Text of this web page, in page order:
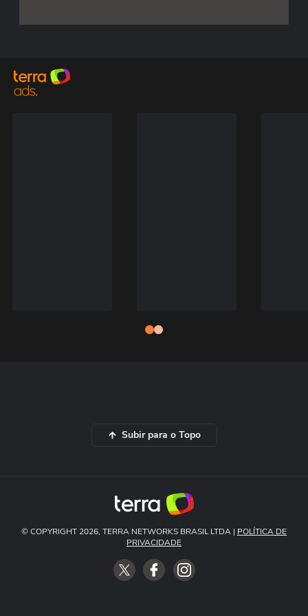
Subir para o Topo
© COPYRIGHT 2026, TERRA NETWORKS BRASIL LTDA | POLÍTICA DE
PRIVACIDADE